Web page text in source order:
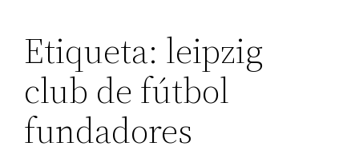
Etiqueta: leipzig
club de fútbol
fundadores